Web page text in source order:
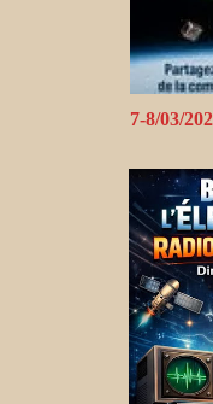
7-8/03/